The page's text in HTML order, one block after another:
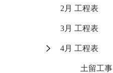
2月 工程表
3月 工程表
4月 工程表
土留工事